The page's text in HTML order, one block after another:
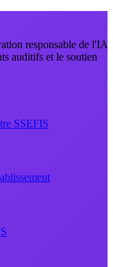
responsable de l'IA
auditifs et le soutien
SSEFIS